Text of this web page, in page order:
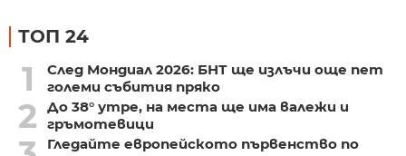
ТОП 24
1
След Мондиал 2026: БНТ ще излъчи още пет
големи събития пряко
2
До 38° утре, на места ще има валежи и
гръмотевици
Гледайте европейското първенство по